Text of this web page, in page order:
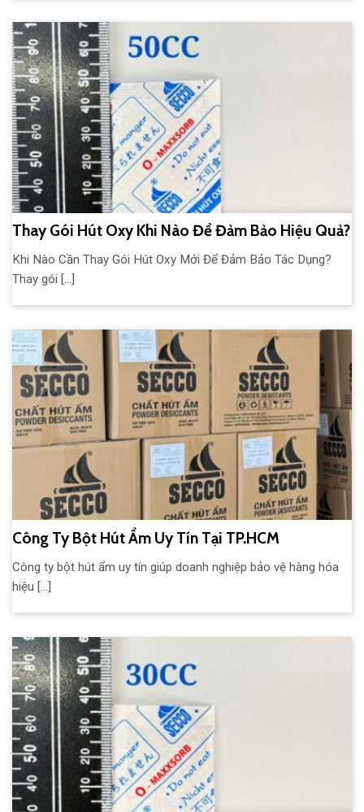
Thay Gói Hút Oxy Khi Nào Để Đảm Bảo Hiệu Quả?
Khi Nào Cần Thay Gói Hút Oxy Mới Để Đảm Bảo Tác Dụng?
Thay gói [...]
Công Ty Bột Hút Ẩm Uy Tín Tại TP.HCM
Công ty bột hút ẩm uy tín giúp doanh nghiệp bảo vệ hàng hóa
hiệu [...]